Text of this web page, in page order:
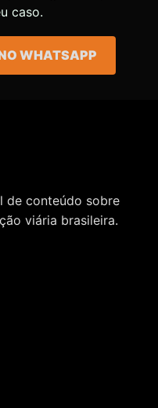
caso.
WHATSAPP
de conteúdo sobre
viária brasileira.